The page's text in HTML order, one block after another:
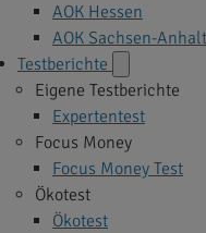
AOK Hessen
AOK Sachsen-Anhalt
Testberichte
Eigene Testberichte
Expertentest
Focus Money
Focus Money Test
Ökotest
Ökotest